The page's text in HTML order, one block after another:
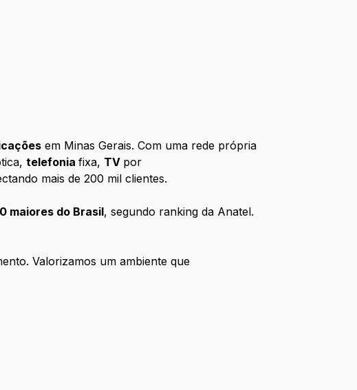
em Minas Gerais. Com uma rede própria
telefoniafixa, TV por
mais de 200 mil clientes.
maiores do Brasil, segundo ranking da Anatel.
Valorizamos um ambiente que